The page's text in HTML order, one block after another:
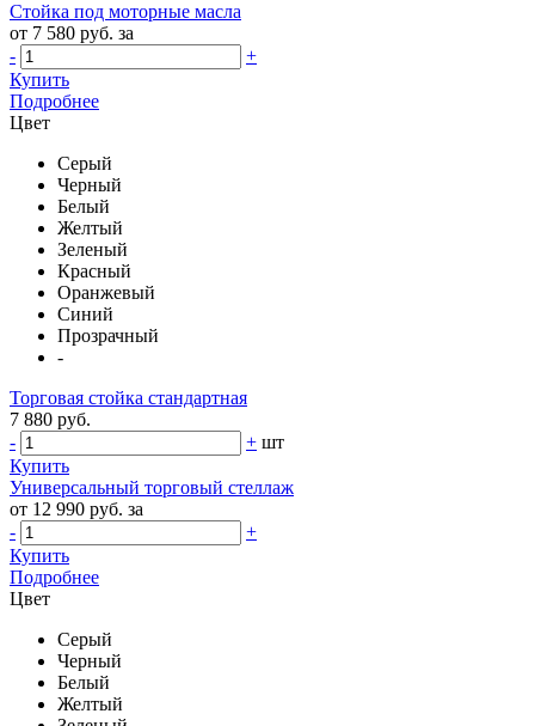
Стойка под моторные масла
от 7 580 руб. за
-
+
Купить
Подробнее
Цвет
Серый
Черный
Белый
Желтый
Зеленый
Красный
Оранжевый
Синий
Прозрачный
-
Торговая стойка стандартная
7 880 руб.
-
+ шт
Купить
Универсальный торговый стеллаж
от 12 990 руб. за
-
+
Купить
Подробнее
Цвет
Серый
Черный
Белый
Желтый